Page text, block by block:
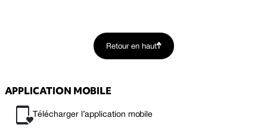
Retour en haut
APPLICATION MOBILE
Télécharger l’application mobile